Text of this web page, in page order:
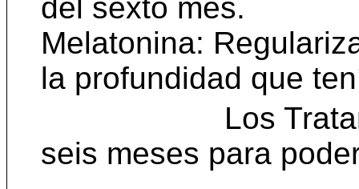
del sexto mes.
Melatonina:
la profundidad que
Los
seis meses para